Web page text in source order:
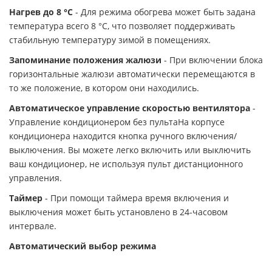
Нагрев до 8 °С - Для режима обогрева может быть задана
температура всего 8 °С, что позволяет поддерживать
стабильную температуру зимой в помещениях.
Запоминание положения жалюзи - При включении блока
горизонтальные жалюзи автоматически перемещаются в
то же положение, в котором они находились.
Автоматическое управление скоростью вентилятора -
Управление кондиционером без пультаНа корпусе
кондиционера находится кнопка ручного включения/
выключения. Вы можете легко включить или выключить
ваш кондиционер, не используя пульт дистанционного
управления.
Таймер - При помощи таймера время включения и
выключения может быть установлено в 24-часовом
интервале.
Автоматический выбор режима